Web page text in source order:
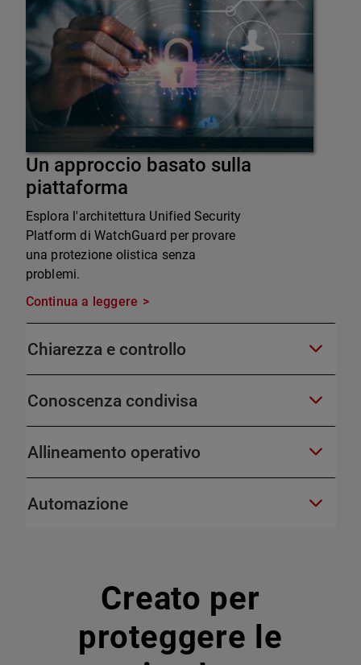
Un approccio basato sulla
piattaforma
Esplora l'architettura Unified Security
Platform di WatchGuard per provare
una protezione olistica senza
problemi.
Continua a leggere
Chiarezza e controllo
Conoscenza condivisa
Allineamento operativo
Automazione
Creato per
proteggere le